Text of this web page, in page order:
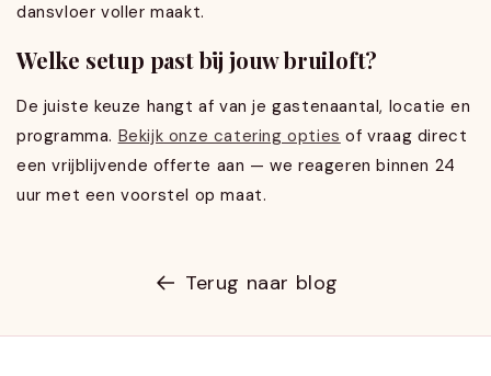
dansvloer voller maakt.
Welke setup past bij jouw bruiloft?
De juiste keuze hangt af van je gastenaantal, locatie en
programma. Bekijk onze catering opties of vraag direct
een vrijblijvende offerte aan — we reageren binnen 24
uur met een voorstel op maat.
Terug naar blog